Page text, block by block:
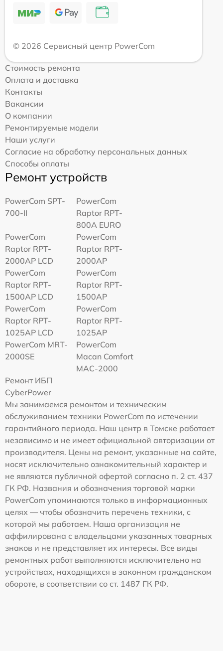
© 2026 Сервисный центр PowerCom
Стоимость ремонта
Оплата и доставка
Контакты
Вакансии
О компании
Ремонтируемые модели
Наши услуги
Согласие на обработку персональных данных
Способы оплаты
Ремонт устройств
PowerCom SPT-
700-II
PowerCom
Raptor RPT-
800A EURO
PowerCom
Raptor RPT-
2000AP LCD
PowerCom
Raptor RPT-
2000AP
PowerCom
Raptor RPT-
1500AP LCD
PowerCom
Raptor RPT-
1500AP
PowerCom
Raptor RPT-
1025AP LCD
PowerCom
Raptor RPT-
1025AP
PowerCom MRT-
2000SE
PowerCom
Macan Comfort
MAC-2000
Ремонт ИБП
CyberPower
Мы занимаемся ремонтом и техническим
обслуживанием техники PowerCom по истечении
гарантийного периода. Наш центр в Томске работает
независимо и не имеет официальной авторизации от
производителя. Цены на ремонт, указанные на сайте,
носят исключительно ознакомительный характер и
не являются публичной офертой согласно п. 2 ст. 437
ГК РФ. Названия и обозначения торговой марки
PowerCom упоминаются только в информационных
целях — чтобы обозначить перечень техники, с
которой мы работаем. Наша организация не
аффилирована с владельцами указанных товарных
знаков и не представляет их интересы. Все виды
ремонтных работ выполняются исключительно на
устройствах, находящихся в законном гражданском
обороте, в соответствии со ст. 1487 ГК РФ.